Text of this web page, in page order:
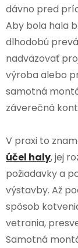
dávno pred
Aby bola hala
dlhodobú
nadväzovať
výroba alebo
samotná
záverečná
V praxi to
účel haly, jej
požiadavky a
výstavby. Až
spôsob
vetrania,
Samotná